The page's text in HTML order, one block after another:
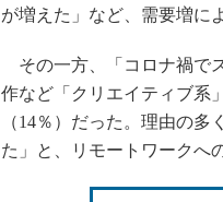
が増えた」など、需要増に
その一方、「コロナ禍で
作など「クリエイティブ系
（14％）だった。理由の
た」と、リモートワークへ